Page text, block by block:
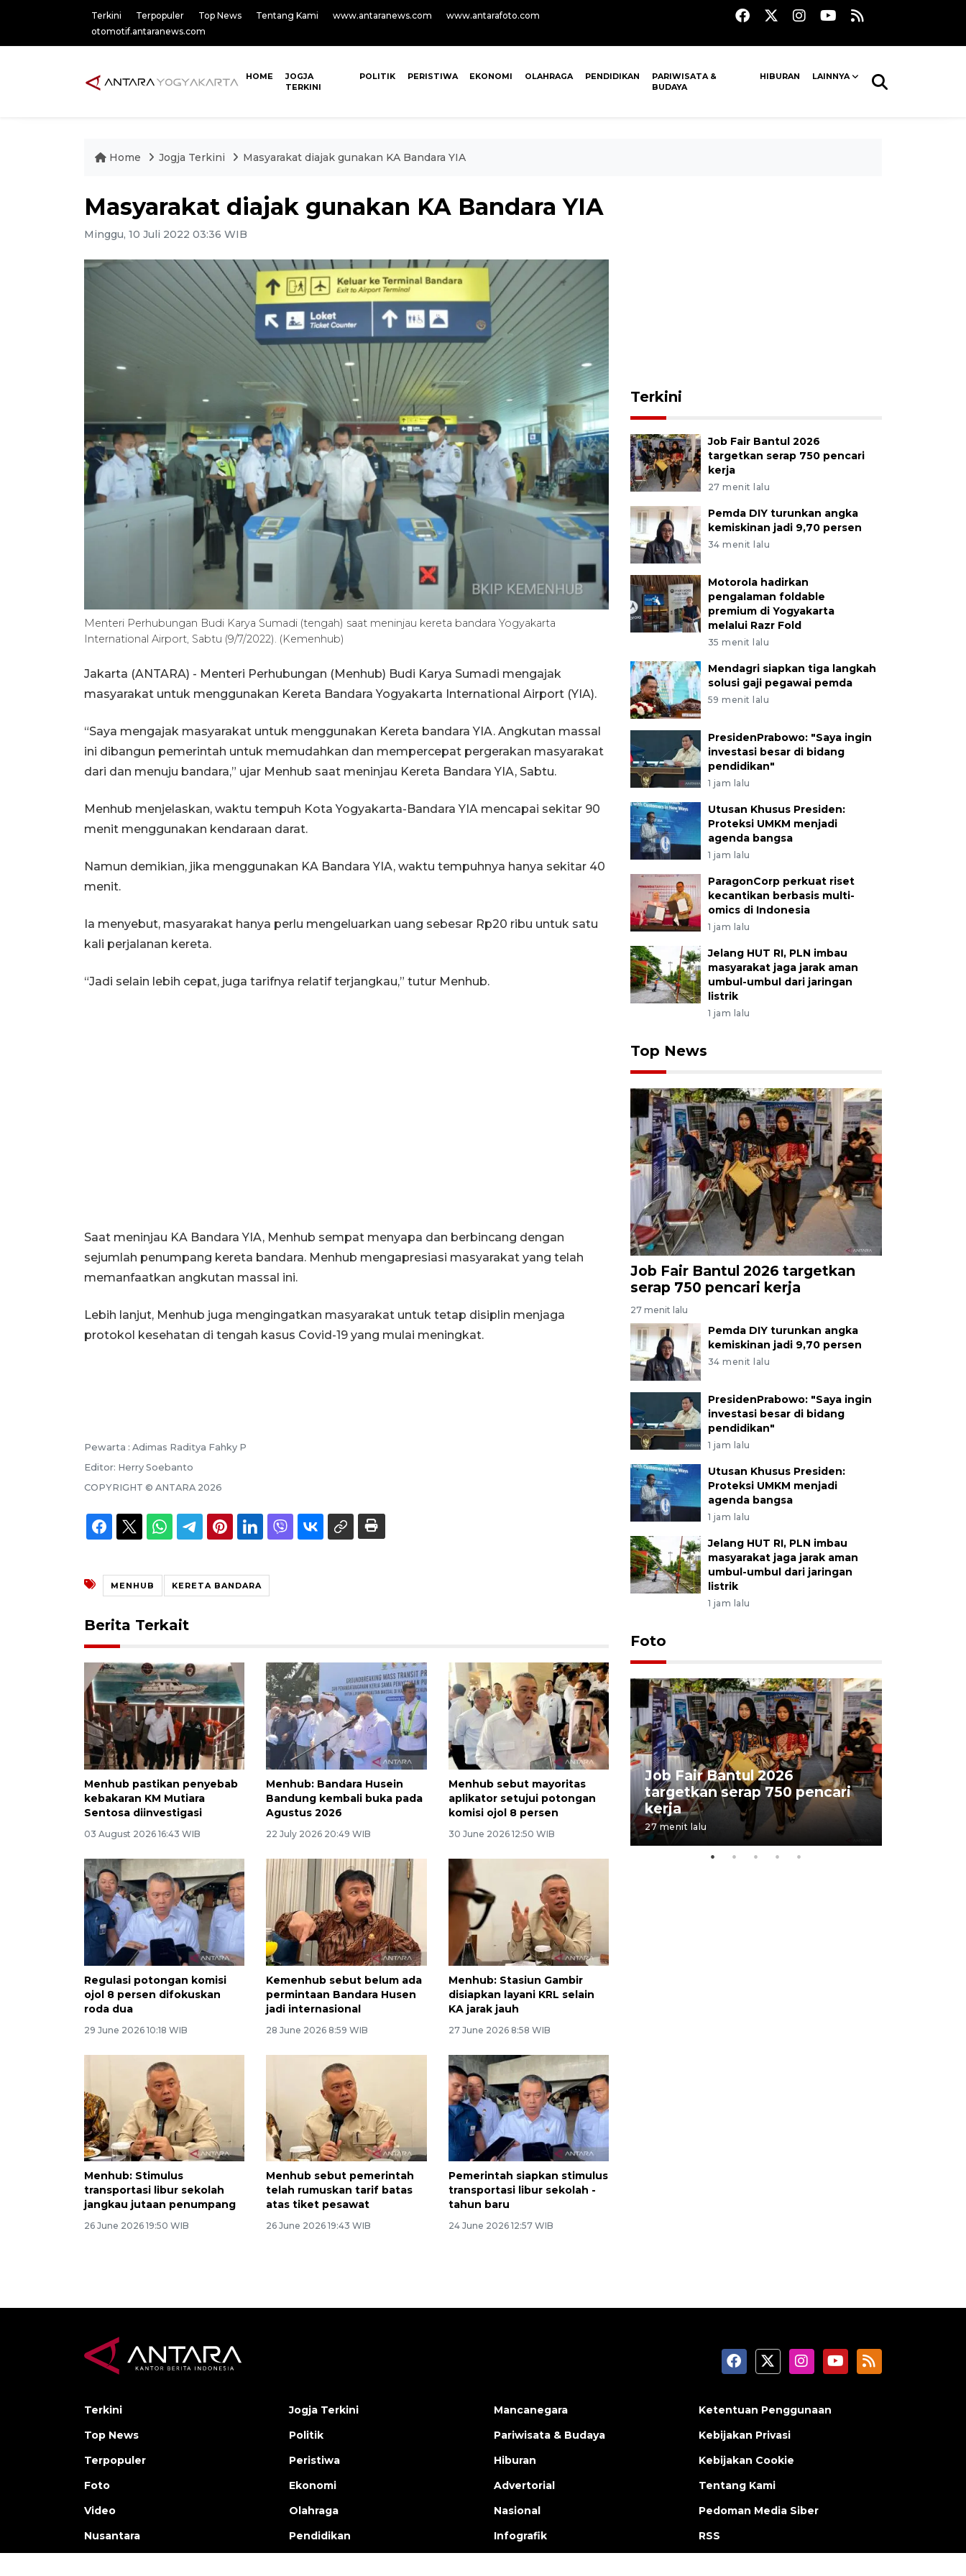
Terkini Terpopuler Top News Tentang Kami www.antaranews.com
www.antarafoto.com
otomotif.antaranews.com
HOME
JOGJA
TERKINI
POLITIK PERISTIWA EKONOMI OLAHRAGA PENDIDIKAN
PARIWISATA &
BUDAYA
HIBURAN LAINNYA
Home Jogja Terkini Masyarakat diajak gunakan KA Bandara YIA
Masyarakat diajak gunakan KA Bandara YIA
Minggu, 10 Juli 2022 03:36 WIB
Menteri Perhubungan Budi Karya Sumadi (tengah) saat meninjau kereta bandara Yogyakarta
International Airport, Sabtu (9/7/2022). (Kemenhub)
Jakarta (ANTARA) - Menteri Perhubungan (Menhub) Budi Karya Sumadi mengajak
masyarakat untuk menggunakan Kereta Bandara Yogyakarta International Airport (YIA).
“Saya mengajak masyarakat untuk menggunakan Kereta bandara YIA. Angkutan massal
ini dibangun pemerintah untuk memudahkan dan mempercepat pergerakan masyarakat
dari dan menuju bandara,” ujar Menhub saat meninjau Kereta Bandara YIA, Sabtu.
Menhub menjelaskan, waktu tempuh Kota Yogyakarta-Bandara YIA mencapai sekitar 90
menit menggunakan kendaraan darat.
Namun demikian, jika menggunakan KA Bandara YIA, waktu tempuhnya hanya sekitar 40
menit.
Ia menyebut, masyarakat hanya perlu mengeluarkan uang sebesar Rp20 ribu untuk satu
kali perjalanan kereta.
“Jadi selain lebih cepat, juga tarifnya relatif terjangkau,” tutur Menhub.
Saat meninjau KA Bandara YIA, Menhub sempat menyapa dan berbincang dengan
sejumlah penumpang kereta bandara. Menhub mengapresiasi masyarakat yang telah
memanfaatkan angkutan massal ini.
Lebih lanjut, Menhub juga mengingatkan masyarakat untuk tetap disiplin menjaga
protokol kesehatan di tengah kasus Covid-19 yang mulai meningkat.
Pewarta : Adimas Raditya Fahky P
Editor: Herry Soebanto
COPYRIGHT © ANTARA 2026
MENHUB KERETA BANDARA
Berita Terkait
Menhub pastikan penyebab
kebakaran KM Mutiara
Sentosa diinvestigasi
03 August 2026 16:43 WIB
Menhub: Bandara Husein
Bandung kembali buka pada
Agustus 2026
22 July 2026 20:49 WIB
Menhub sebut mayoritas
aplikator setujui potongan
komisi ojol 8 persen
30 June 2026 12:50 WIB
Regulasi potongan komisi
ojol 8 persen difokuskan
roda dua
29 June 2026 10:18 WIB
Kemenhub sebut belum ada
permintaan Bandara Husen
jadi internasional
28 June 2026 8:59 WIB
Menhub: Stasiun Gambir
disiapkan layani KRL selain
KA jarak jauh
27 June 2026 8:58 WIB
Menhub: Stimulus
transportasi libur sekolah
jangkau jutaan penumpang
26 June 2026 19:50 WIB
Menhub sebut pemerintah
telah rumuskan tarif batas
atas tiket pesawat
26 June 2026 19:43 WIB
Pemerintah siapkan stimulus
transportasi libur sekolah -
tahun baru
24 June 2026 12:57 WIB
Terkini
Job Fair Bantul 2026
targetkan serap 750 pencari
kerja
27 menit lalu
Pemda DIY turunkan angka
kemiskinan jadi 9,70 persen
34 menit lalu
Motorola hadirkan
pengalaman foldable
premium di Yogyakarta
melalui Razr Fold
35 menit lalu
Mendagri siapkan tiga langkah
solusi gaji pegawai pemda
59 menit lalu
PresidenPrabowo: "Saya ingin
investasi besar di bidang
pendidikan"
1 jam lalu
Utusan Khusus Presiden:
Proteksi UMKM menjadi
agenda bangsa
1 jam lalu
ParagonCorp perkuat riset
kecantikan berbasis multi-
omics di Indonesia
1 jam lalu
Jelang HUT RI, PLN imbau
masyarakat jaga jarak aman
umbul-umbul dari jaringan
listrik
1 jam lalu
Top News
Job Fair Bantul 2026 targetkan
serap 750 pencari kerja
27 menit lalu
Pemda DIY turunkan angka
kemiskinan jadi 9,70 persen
34 menit lalu
PresidenPrabowo: "Saya ingin
investasi besar di bidang
pendidikan"
1 jam lalu
Utusan Khusus Presiden:
Proteksi UMKM menjadi
agenda bangsa
1 jam lalu
Jelang HUT RI, PLN imbau
masyarakat jaga jarak aman
umbul-umbul dari jaringan
listrik
1 jam lalu
Foto
Pameran seni rupa karya
seniman neurodivergen
Job Fair Bantul 2026
targetkan serap 750 pencari
kerja
27 menit lalu
Terkini
Top News
Terpopuler
Foto
Video
Nusantara
Jogja Terkini
Politik
Peristiwa
Ekonomi
Olahraga
Pendidikan
Mancanegara
Pariwisata & Budaya
Hiburan
Advertorial
Nasional
Infografik
Ketentuan Penggunaan
Kebijakan Privasi
Kebijakan Cookie
Tentang Kami
Pedoman Media Siber
RSS